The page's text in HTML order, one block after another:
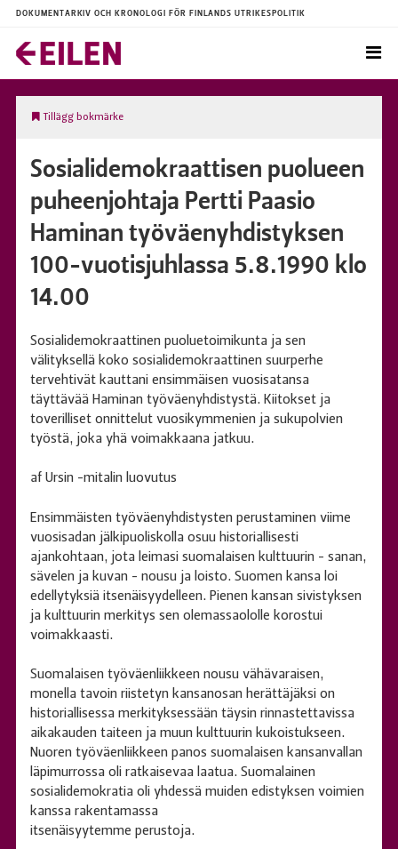
DOKUMENTARKIV OCH KRONOLOGI FÖR FINLANDS UTRIKESPOLITIK
Tillägg bokmärke
Sosialidemokraattisen puolueen
puheenjohtaja Pertti Paasio
Haminan työväenyhdistyksen
100-vuotisjuhlassa 5.8.1990 klo
14.00
Sosialidemokraattinen puoluetoimikunta ja sen
välityksellä koko sosialidemokraattinen suurperhe
tervehtivät kauttani ensimmäisen vuosisatansa
täyttävää Haminan työväenyhdistystä. Kiitokset ja
toverilliset onnittelut vuosikymmenien ja sukupolvien
työstä, joka yhä voimakkaana jatkuu.
af Ursin -mitalin luovutus
Ensimmäisten työväenyhdistysten perustaminen viime
vuosisadan jälkipuoliskolla osuu historiallisesti
ajankohtaan, jota leimasi suomalaisen kulttuurin - sanan,
sävelen ja kuvan - nousu ja loisto. Suomen kansa loi
edellytyksiä itsenäisyydelleen. Pienen kansan sivistyksen
ja kulttuurin merkitys sen olemassaololle korostui
voimakkaasti.
Suomalaisen työväenliikkeen nousu vähävaraisen,
monella tavoin riistetyn kansanosan herättäjäksi on
historiallisessa merkityksessään täysin rinnastettavissa
aikakauden taiteen ja muun kulttuurin kukoistukseen.
Nuoren työväenliikkeen panos suomalaisen kansanvallan
läpimurrossa oli ratkaisevaa laatua. Suomalainen
sosialidemokratia oli yhdessä muiden edistyksen voimien
kanssa rakentamassa
itsenäisyytemme perustoja.